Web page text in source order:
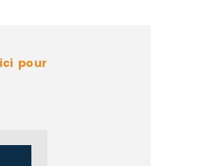
pour